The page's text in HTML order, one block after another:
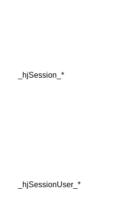
_hjSession_*
_hjSessionUser_*